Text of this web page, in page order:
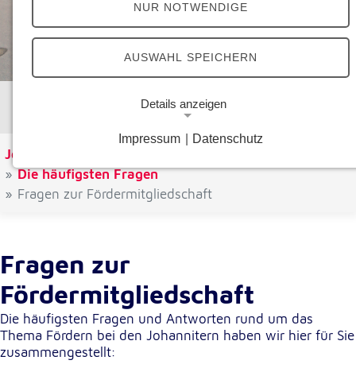
Ihre Unterstützung zählt!
Johanniter Österreich
Die häufigsten Fragen
Fragen zur Fördermitgliedschaft
Fragen zur
Fördermitgliedschaft
Die häufigsten Fragen und Antworten rund um das
Thema Fördern bei den Johannitern haben wir hier für Sie
zusammengestellt:
NUR NOTWENDIGE
AUSWAHL SPEICHERN
Details anzeigen
Notwendige Cookies ermöglichen grundlegende
Funktionen und sind für die einwandfreie Funktion
der Website erforderlich.
Name:
gaOptout
Zweck:
Dieser Cookie speichert die gewählte
Einverständnisoption bezüglich Google Analytics
Impressum Datenschutz